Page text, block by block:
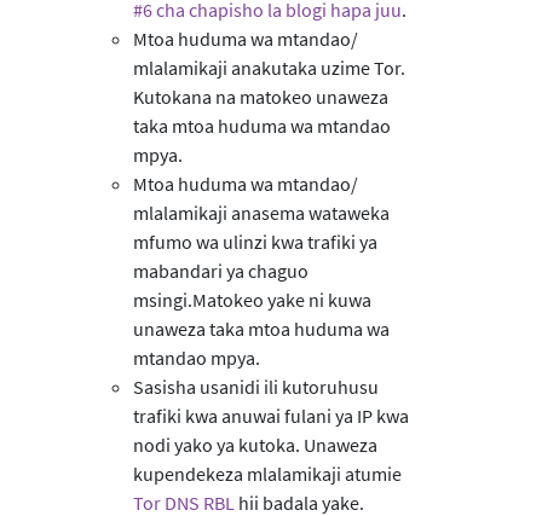
#6 cha chapisho la blogi hapa juu.
Mtoa huduma wa mtandao/
mlalamikaji anakutaka uzime Tor.
Kutokana na matokeo unaweza
taka mtoa huduma wa mtandao
mpya.
Mtoa huduma wa mtandao/
mlalamikaji anasema wataweka
mfumo wa ulinzi kwa trafiki ya
mabandari ya chaguo
msingi.Matokeo yake ni kuwa
unaweza taka mtoa huduma wa
mtandao mpya.
Sasisha usanidi ili kutoruhusu
trafiki kwa anuwai fulani ya IP kwa
nodi yako ya kutoka. Unaweza
kupendekeza mlalamikaji atumie
Tor DNS RBL hii badala yake.